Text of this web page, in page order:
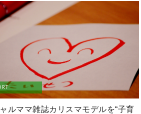
ルママ雑誌カリスマモデルを“子育